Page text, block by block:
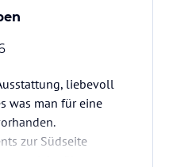
liebevoll
was man für eine
zur Südseite